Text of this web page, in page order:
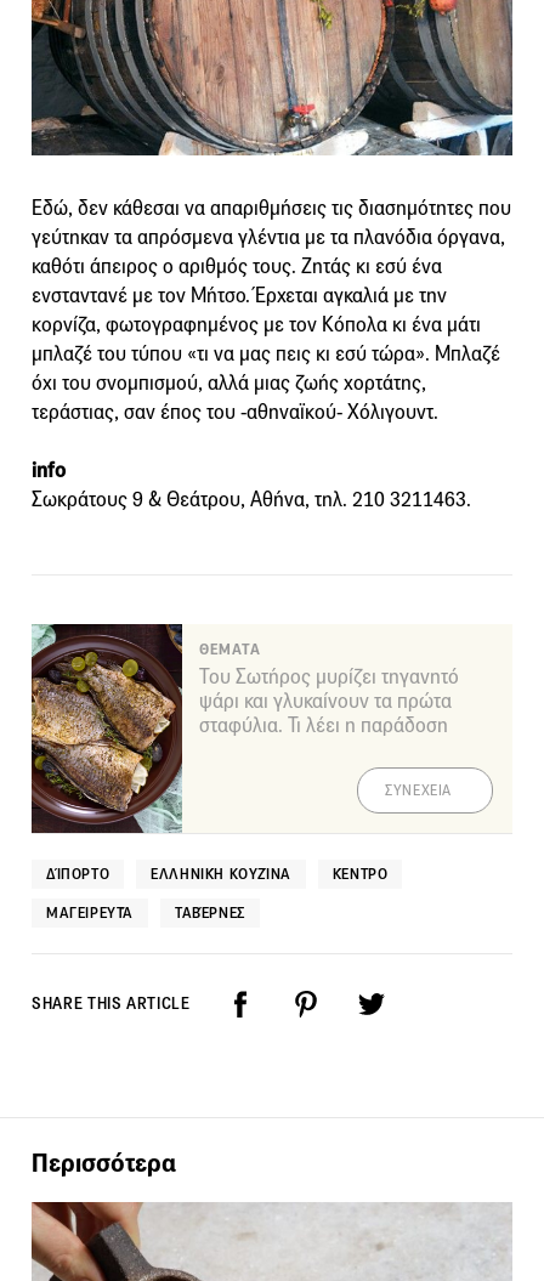
Εδώ, δεν κάθεσαι να απαριθμήσεις τις διασημότητες που
γεύτηκαν τα απρόσμενα γλέντια με τα πλανόδια όργανα,
καθότι άπειρος ο αριθμός τους. Ζητάς κι εσύ ένα
ενσταντανέ με τον Μήτσο. Έρχεται αγκαλιά με την
κορνίζα, φωτογραφημένος με τον Κόπολα κι ένα μάτι
μπλαζέ του τύπου «τι να μας πεις κι εσύ τώρα». Μπλαζέ
όχι του σνομπισμού, αλλά μιας ζωής χορτάτης,
τεράστιας, σαν έπος του -αθηναϊκού- Χόλιγουντ.
info
Σωκράτους 9 & Θεάτρου, Αθήνα, τηλ. 210 3211463.
ΘΕΜΑΤΑ
Του Σωτήρος μυρίζει τηγανητό
ψάρι και γλυκαίνουν τα πρώτα
σταφύλια. Τι λέει η παράδοση
ΣΥΝΕΧΕΙΑ
ΔΊΠΟΡΤΟ ΕΛΛΗΝΙΚΉ ΚΟΥΖΊΝΑ ΚΈΝΤΡΟ
ΜΑΓΕΙΡΕΥΤΆ ΤΑΒΈΡΝΕΣ
SHARE THIS ARTICLE
Περισσότερα